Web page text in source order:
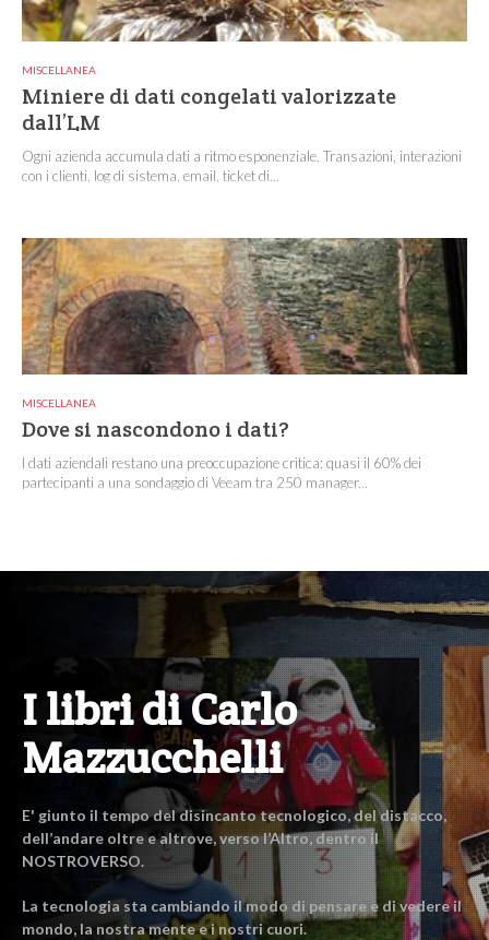
MISCELLANEA
Miniere di dati congelati valorizzate
dall’LM
Ogni azienda accumula dati a ritmo esponenziale. Transazioni, interazioni
con i clienti, log di sistema, email, ticket di...
MISCELLANEA
Dove si nascondono i dati?
I dati aziendali restano una preoccupazione critica: quasi il 60% dei
partecipanti a una sondaggio di Veeam tra 250 manager...
I libri di Carlo
Mazzucchelli
E' giunto il tempo del disincanto tecnologico, del distacco,
dell’andare oltre e altrove, verso l’Altro, dentro il
NOSTROVERSO.
La tecnologia sta cambiando il modo di pensare e di vedere il
mondo, la nostra mente e i nostri cuori.